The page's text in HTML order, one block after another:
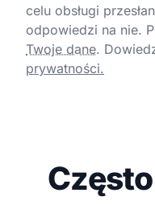
celu obsługi
odpowiedzi na nie.
Twoje dane.
prywatności.